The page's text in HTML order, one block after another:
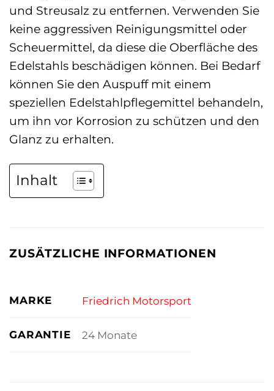
und Streusalz zu entfernen. Verwenden Sie
keine aggressiven Reinigungsmittel oder
Scheuermittel, da diese die Oberfläche des
Edelstahls beschädigen können. Bei Bedarf
können Sie den Auspuff mit einem
speziellen Edelstahlpflegemittel behandeln,
um ihn vor Korrosion zu schützen und den
Glanz zu erhalten.
Inhalt
ZUSÄTZLICHE INFORMATIONEN
MARKE Friedrich Motorsport
GARANTIE 24 Monate